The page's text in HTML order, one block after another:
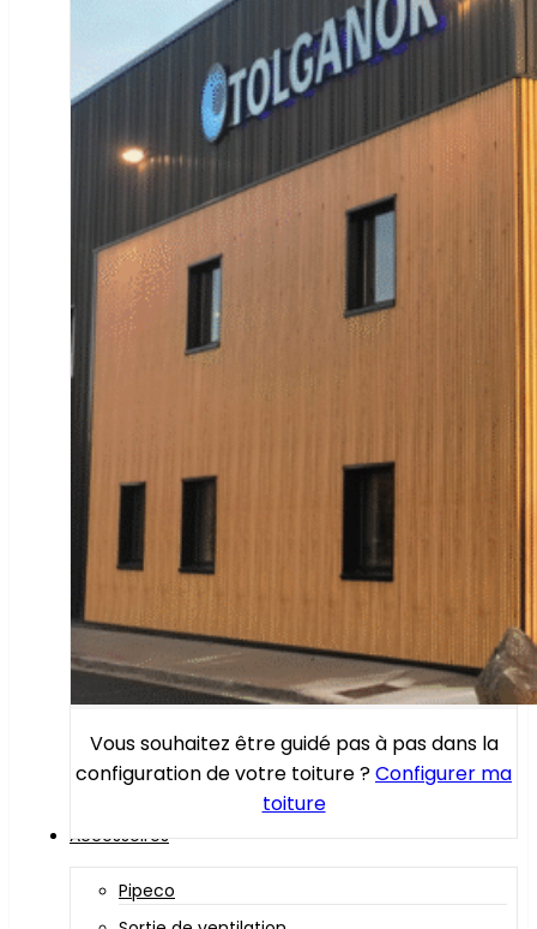
Vous souhaitez être guidé pas à pas dans la
configuration de votre toiture ?Configurer ma
toiture
Accessoires
Pipeco